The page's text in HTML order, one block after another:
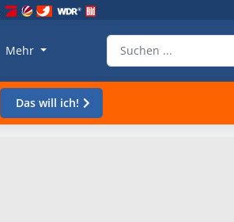
Mehr
Das will ich!